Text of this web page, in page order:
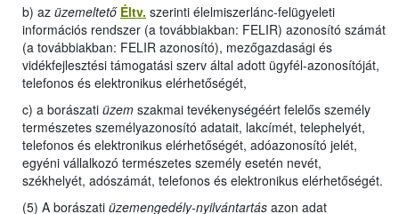
b) az üzemeltető Éltv. szerinti élelmiszerlánc-felügyeleti
információs rendszer (a továbbiakban: FELIR) azonosító számát
(a továbbiakban: FELIR azonosító), mezőgazdasági és
vidékfejlesztési támogatási szerv által adott ügyfél-azonosítóját,
telefonos és elektronikus elérhetőségét,
c) a borászati üzem szakmai tevékenységéért felelős személy
természetes személyazonosító adatait, lakcímét, telephelyét,
telefonos és elektronikus elérhetőségét, adóazonosító jelét,
egyéni vállalkozó természetes személy esetén nevét,
székhelyét, adószámát, telefonos és elektronikus elérhetőségét.
(5) A borászati üzemengedély-nyilvántartás azon adat